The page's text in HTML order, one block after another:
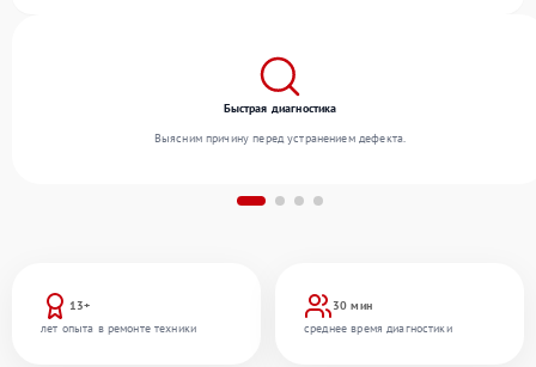
13+
лет опыта в ремонте техники
30 мин
среднее время диагностики
Быстрая диагностика
Выясним причину перед устранением дефекта.